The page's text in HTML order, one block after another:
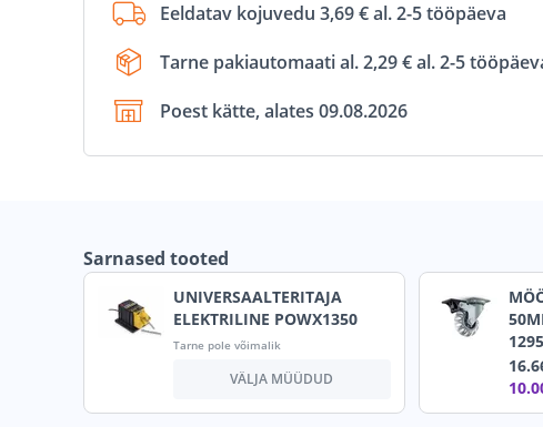
Eeldatav kojuvedu 3,69 € al. 2-5 tööpäeva
Tarne pakiautomaati al. 2,29 € al. 2-5
Poest kätte, alates 09.08.2026
Sarnased tooted
UNIVERSAALTERITAJA
ELEKTRILINE POWX1350
Tarne pole võimalik
VÄLJA MÜÜDUD
16
10